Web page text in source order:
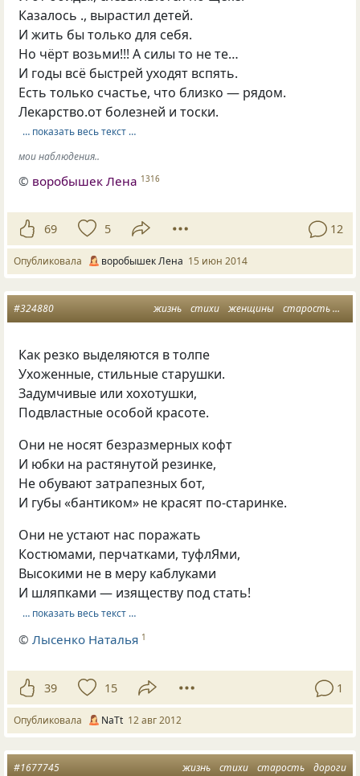
Казалось ., вырастил детей.
И жить бы только для себя.
Но чёрт возьми!!! А силы то не те…
И годы всё быстрей уходят вспять.
Есть только счастье, что близко — рядом.
Лекарство.от болезней и тоски.
… показать весь текст …
мои наблюдения..
© воробышек Лена 1316
69 5 12
Опубликовала воробышек Лена 15 июн 2014
жизнь стихи женщины старость
#324880
Как резко выделяются в толпе
Ухоженные, стильные старушки.
Задумчивые или хохотушки,
Подвластные особой красоте.
Они не носят безразмерных кофт
И юбки на растянутой резинке,
Не обувают затрапезных бот,
И губы «бантиком» не красят по-старинке.
Они не устают нас поражать
Костюмами, перчатками, туфлЯми,
Высокими не в меру каблуками
И шляпками — изяществу под стать!
… показать весь текст …
©Лысенко Наталья 1
39 15 1
Опубликовала NaTt 12 авг 2012
жизнь стихи старость дороги
#1677745